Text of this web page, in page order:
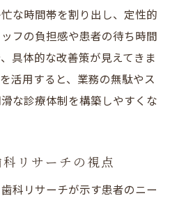
な時間帯を割り出し、定性的
フの負担感や患者の待ち時間
具体的な改善策が見えてきま
活用すると、業務の無駄やス
な診療体制を構築しやすくな
リサーチの視点
科リサーチが示す患者のニー